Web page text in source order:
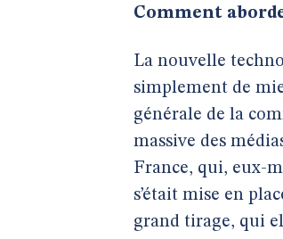
Comment
La nouvelle
simplement de
générale de la
massive des
France, qui, eux-
s’était mise en
grand tirage, qui